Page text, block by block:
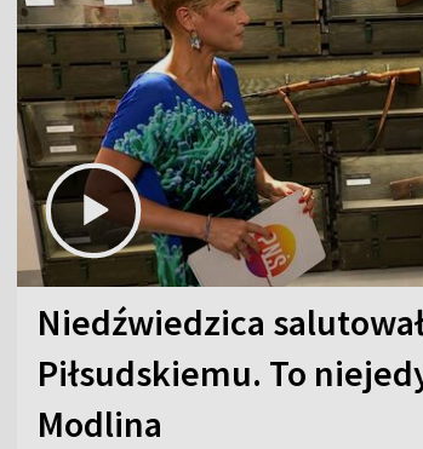
Niedźwiedzica
Piłsudskiemu. To
Modlina